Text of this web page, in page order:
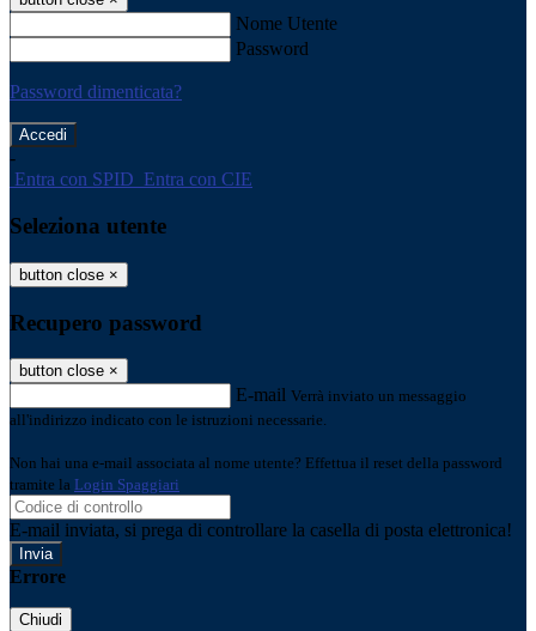
Nome Utente
Password
Password dimenticata?
-
Entra con SPID Entra con CIE
Seleziona utente
button close ×
Recupero password
button close ×
E-mail Verrà inviato un messaggio
all'indirizzo indicato con le istruzioni necessarie.
Non hai una e-mail associata al nome utente? Effettua il reset della password
tramite la Login Spaggiari
E-mail inviata, si prega di controllare la casella di posta elettronica!
Errore
Chiudi